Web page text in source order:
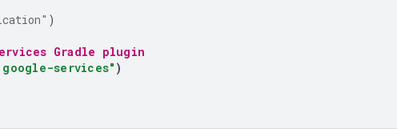
)
Gradle plugin
services" )